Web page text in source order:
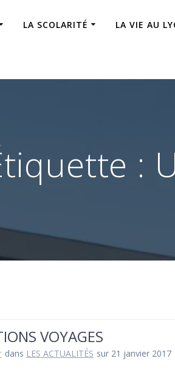
LA SCOLARITÉ LA VIE AU
:
VOYAGES
dans LES ACTUALITÉS sur 21 janvier 2017